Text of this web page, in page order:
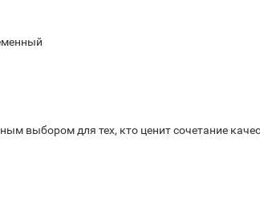
выбором для тех, кто ценит сочетание